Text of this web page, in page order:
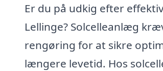
Er du på udkig efter
Lellinge? Solcelleanlæg
rengøring for at sikre
længere levetid. Hos